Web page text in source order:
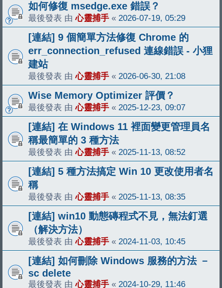
如何修復 msedge.exe 錯誤？
最後發表 由心靈捕手 « 2026-07-19, 05:29
[連結] 9 個簡單方法修復 Chrome 的
err_connection_refused 連線錯誤 - 小狸
建站
最後發表 由心靈捕手 « 2026-06-30, 21:08
Wise Memory Optimizer 評價？
最後發表 由心靈捕手 « 2025-12-23, 09:07
[連結] 在 Windows 11 裡面變更管理員名
稱最簡單的 3 種方法
最後發表 由心靈捕手 « 2025-11-13, 08:52
[連結] 5 種方法搞定 Win 10 更改使用者名
稱
最後發表 由心靈捕手 « 2025-11-13, 08:35
[連結] win10 動態磚程式不見，無法釘選
（解決方法）
最後發表 由心靈捕手 « 2024-11-03, 10:45
[連結] 如何刪除 Windows 服務的方法 －
sc delete
最後發表 由心靈捕手 « 2024-10-29, 11:46